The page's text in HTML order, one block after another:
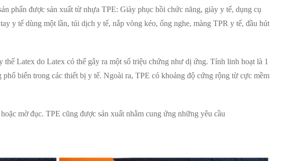
phẩn được sản xuất từ nhựa TPE: Giày phục hồi chức năng, giày y tế, dụng cụ
y tế dùng một lần, túi dịch y tế, nắp vòng kéo, ống nghe, màng TPR y tế, đầu hút
Latex do Latex có thể gây ra một số triệu chứng như dị ứng. Tính linh hoạt là 1
biến trong các thiết bị y tế. Ngoài ra, TPE có khoảng độ cứng rộng từ cực mềm
mờ đục. TPE cũng được sản xuất nhằm cung ứng những yêu cầu